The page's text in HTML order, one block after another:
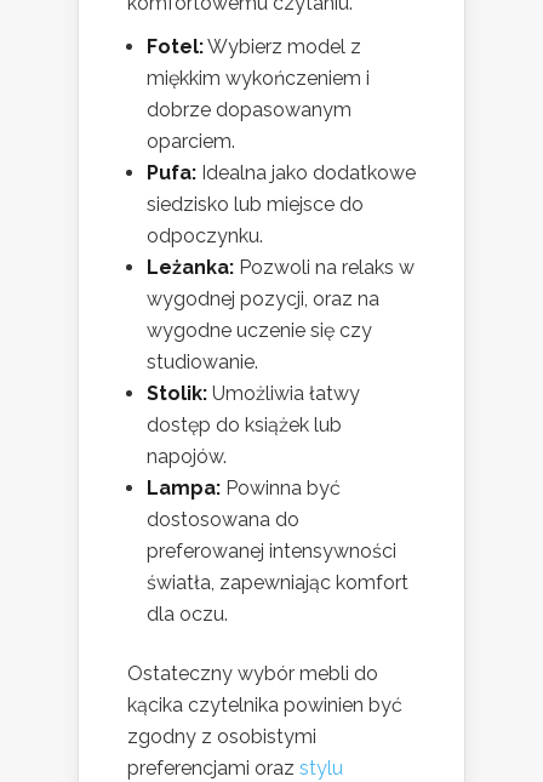
Fotel:Wybierz model z
miękkim wykończeniem i
dobrze dopasowanym
oparciem.
Pufa: Idealna jako dodatkowe
siedzisko lub miejsce do
odpoczynku.
Leżanka: Pozwoli na relaks w
wygodnej pozycji, oraz na
wygodne uczenie się czy
studiowanie.
Stolik: Umożliwia łatwy
dostęp do książek lub
napojów.
Lampa: Powinna być
dostosowana do
preferowanej intensywności
światła, zapewniając komfort
dla oczu.
Ostateczny wybór mebli do
kącika czytelnika powinien być
zgodny z osobistymi
preferencjami oraz stylu